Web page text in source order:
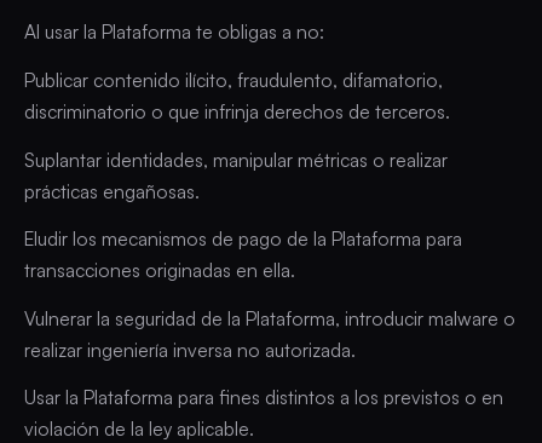
Al usar la Plataforma te obligas a no:
Publicar contenido ilícito, fraudulento, difamatorio,
discriminatorio o que infrinja derechos de terceros.
Suplantar identidades, manipular métricas o realizar
prácticas engañosas.
Eludir los mecanismos de pago de la Plataforma para
transacciones originadas en ella.
Vulnerar la seguridad de la Plataforma, introducir malware o
realizar ingeniería inversa no autorizada.
Usar la Plataforma para fines distintos a los previstos o en
violación de la ley aplicable.